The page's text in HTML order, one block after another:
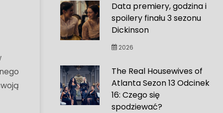
Data premiery, godzina i
spoilery finału 3 sezonu
Dickinson
2026
The Real Housewives of
Atlanta Sezon 13 Odcinek
16: Czego się
spodziewać?